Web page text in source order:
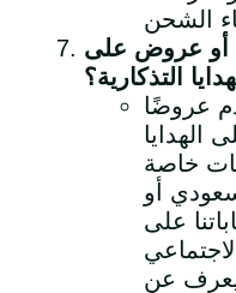
أو عروض على
التذكارية؟
عروضًا
الهدايا
خاصة
أو
على
عن